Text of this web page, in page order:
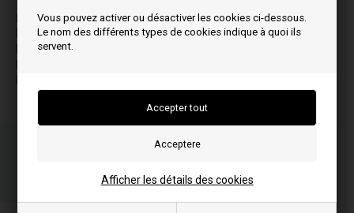
Vous pouvez activer ou désactiver les cookies ci-dessous.
Le nom des différents types de cookies indique à quoi ils
servent.
Afficher les détails des cookies
en semaine et nous expédions le jour même
HEU.
45
MIN.
05
SEC.